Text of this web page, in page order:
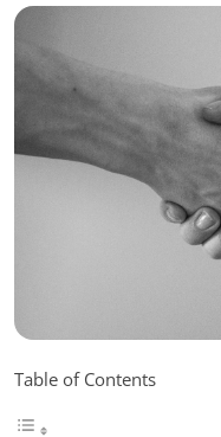
Table of Contents